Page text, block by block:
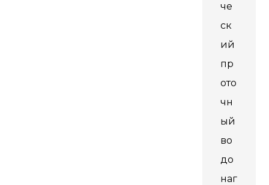
че
ск
ий
пр
ото
чн
ый
во
до
наг